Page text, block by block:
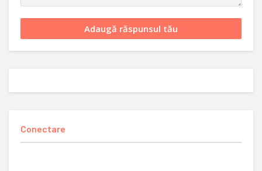
Conectare